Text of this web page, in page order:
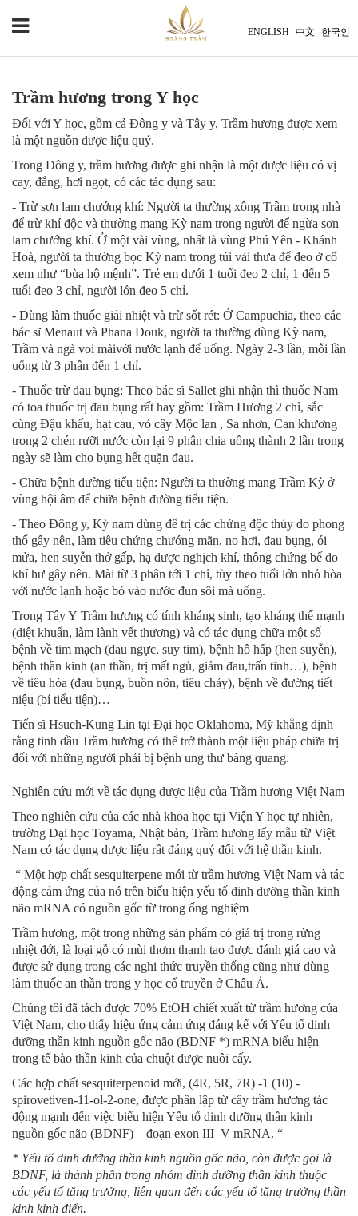
ENGLISH 中文 한국인
Trầm hương trong Y học
Đối với Y học, gồm cả Đông y và Tây y, Trầm hương được xem
là một nguồn dược liệu quý.
Trong Đông y, trầm hương được ghi nhận là một dược liệu có vị
cay, đắng, hơi ngọt, có các tác dụng sau:
- Trừ sơn lam chướng khí: Người ta thường xông Trầm trong nhà
để trừ khí độc và thường mang Kỳ nam trong người để ngừa sơn
lam chướng khí. Ở một vài vùng, nhất là vùng Phú Yên - Khánh
Hoà, người ta thường bọc Kỳ nam trong túi vải thưa để đeo ở cổ
xem như “bùa hộ mệnh”. Trẻ em dưới 1 tuổi đeo 2 chỉ, 1 đến 5
tuổi đeo 3 chỉ, người lớn đeo 5 chỉ.
- Dùng làm thuốc giải nhiệt và trừ sốt rét: Ở Campuchia, theo các
bác sĩ Menaut và Phana Douk, người ta thường dùng Kỳ nam,
Trầm và ngà voi màivới nước lạnh để uống. Ngày 2-3 lần, mỗi lần
uống từ 3 phân đến 1 chỉ.
- Thuốc trừ đau bụng: Theo bác sĩ Sallet ghi nhận thì thuốc Nam
có toa thuốc trị đau bụng rất hay gồm: Trầm Hương 2 chỉ, sắc
cùng Đậu khấu, hạt cau, vỏ cây Mộc lan , Sa nhơn, Can khương
trong 2 chén rưỡi nước còn lại 9 phân chia uống thành 2 lần trong
ngày sẽ làm cho bụng hết quặn đau.
- Chữa bệnh đường tiểu tiện: Người ta thường mang Trầm Kỳ ở
vùng hội âm để chữa bệnh đường tiểu tiện.
- Theo Đông y, Kỳ nam dùng để trị các chứng độc thủy do phong
thổ gây nên, làm tiêu chứng chướng mãn, no hơi, đau bụng, ói
mửa, hen suyễn thở gấp, hạ được nghịch khí, thông chứng bế do
khí hư gây nên. Mài từ 3 phân tới 1 chỉ, tùy theo tuổi lớn nhỏ hòa
với nước lạnh hoặc bỏ vào nước đun sôi mà uống.
Trong Tây Y Trầm hương có tính kháng sinh, tạo kháng thể mạnh
(diệt khuẩn, làm lành vết thương) và có tác dụng chữa một số
bệnh về tim mạch (đau ngực, suy tim), bệnh hô hấp (hen suyễn),
bệnh thần kinh (an thần, trị mất ngủ, giảm đau,trấn tĩnh…), bệnh
về tiêu hóa (đau bụng, buồn nôn, tiêu chảy), bệnh về đường tiết
niệu (bí tiểu tiện)…
Tiến sĩ Hsueh-Kung Lin tại Đại học Oklahoma, Mỹ khẳng định
rằng tinh dầu Trầm hương có thể trở thành một liệu pháp chữa trị
đối với những người phải bị bệnh ung thư bàng quang.
Nghiên cứu mới về tác dụng dược liệu của Trầm hương Việt Nam
Theo nghiên cứu của các nhà khoa học tại Viện Y học tự nhiên,
trường Đại học Toyama, Nhật bản, Trầm hương lấy mẫu từ Việt
Nam có tác dụng dược liệu rất đáng quý đối với hệ thần kinh.
“ Một hợp chất sesquiterpene mới từ trầm hương Việt Nam và tác
động cảm ứng của nó trên biểu hiện yếu tố dinh dưỡng thần kinh
não mRNA có nguồn gốc từ trong ống nghiệm
Trầm hương, một trong những sản phẩm có giá trị trong rừng
nhiệt đới, là loại gỗ có mùi thơm thanh tao được đánh giá cao và
được sử dụng trong các nghi thức truyền thống cũng như dùng
làm thuốc an thần trong y học cổ truyền ở Châu Á.
Chúng tôi đã tách được 70% EtOH chiết xuất từ trầm hương của
Việt Nam, cho thấy hiệu ứng cảm ứng đáng kể với Yếu tố dinh
dưỡng thần kinh nguồn gốc não (BDNF *) mRNA biểu hiện
trong tế bào thần kinh của chuột được nuôi cấy.
Các hợp chất sesquiterpenoid mới, (4R, 5R, 7R) -1 (10) -
spirovetiven-11-ol-2-one, được phân lập từ cây trầm hương tác
động mạnh đến việc biểu hiện Yếu tố dinh dưỡng thần kinh
nguồn gốc não (BDNF) – đoạn exon III–V mRNA. “
* Yếu tố dinh dưỡng thần kinh nguồn gốc não, còn được gọi là
BDNF, là thành phần trong nhóm dinh dưỡng thần kinh thuộc
các yếu tố tăng trưởng, liên quan đến các yếu tố tăng trưởng thần
kinh kinh điển.